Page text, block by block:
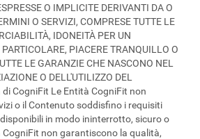
O IMPLICITE DERIVANTI DA O
O SERVIZI, COMPRESE TUTTE LE
IDONEITÀ PER UN
PIACERE TRANQUILLO O
LE GARANZIE CHE NASCONO NEL
O DELL'UTILIZZO DEL
di CogniFit Le Entità CogniFit non
o il Contenuto soddisfino i requisiti
in modo ininterrotto, sicuro o
non garantiscono la qualità,